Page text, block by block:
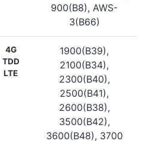
900(B8), AWS-
3(B66)
4G
TDD
LTE
1900(B39),
2100(B34),
2300(B40),
2500(B41),
2600(B38),
3500(B42),
3600(B48), 3700